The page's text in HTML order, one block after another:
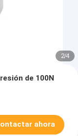
2/4
de 100N
ahora